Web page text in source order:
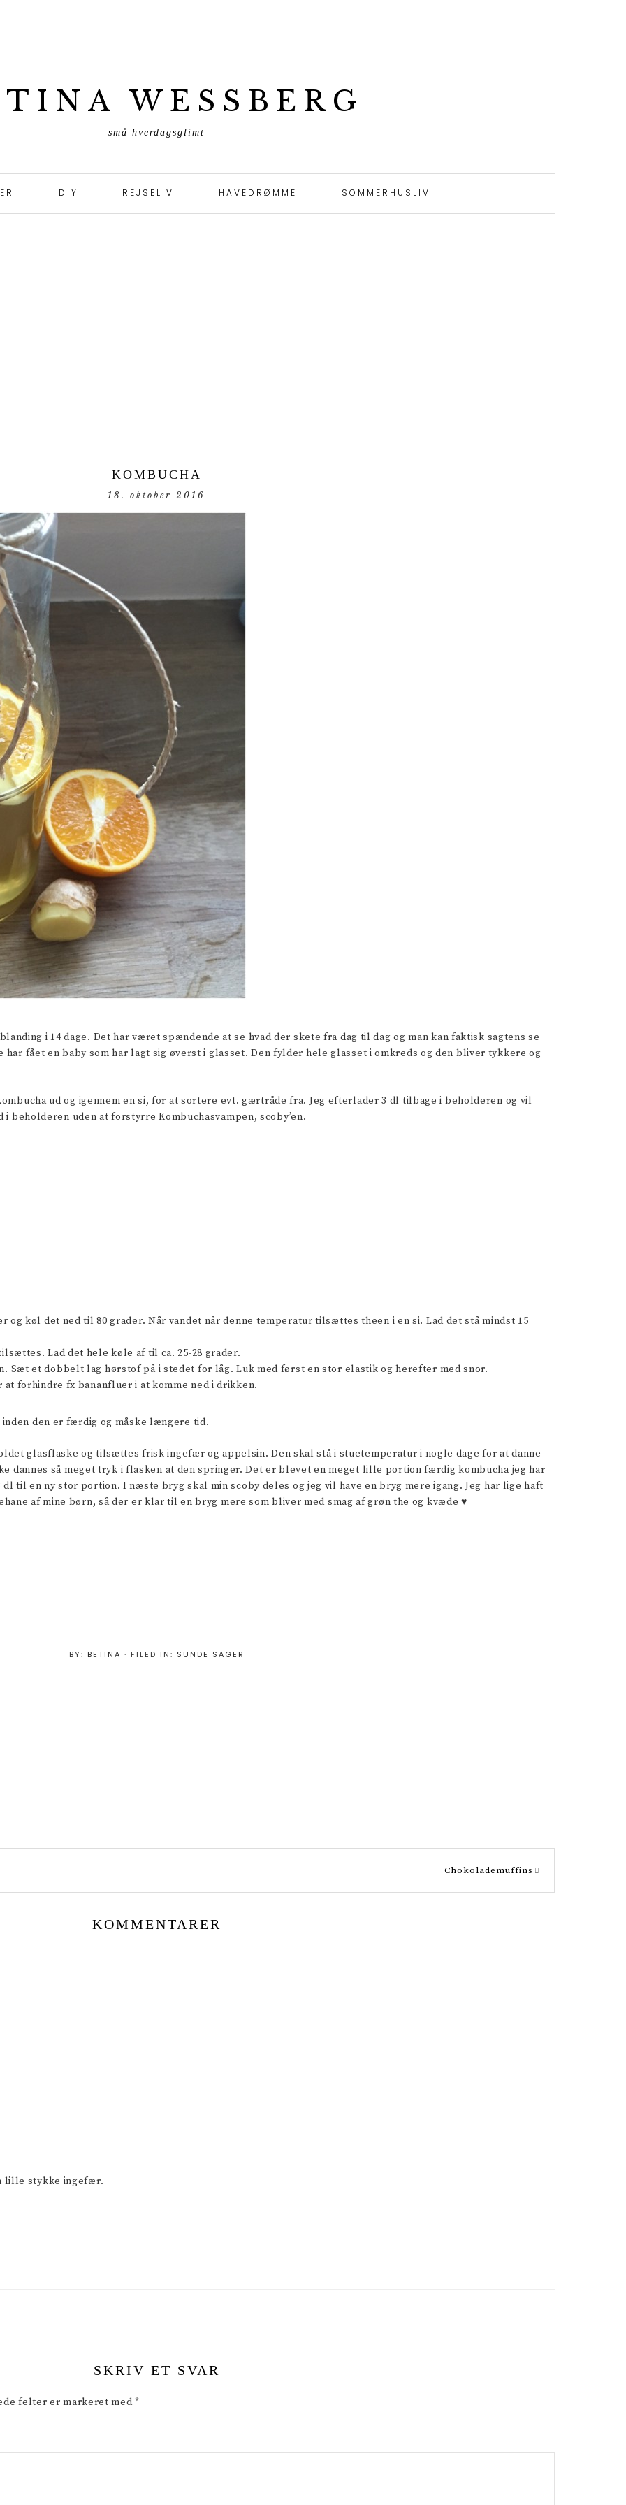
WESSBERG
små hverdagsglimt
DIY REJSELIV HAVEDRØMME SOMMERHUSLIV
KOMBUCHA
18. oktober 2016
i 14 dage. Det har været spændende at se hvad der skete fra dag til dag og man kan faktisk sagtens se
fået en baby som har lagt sig øverst i glasset. Den fylder hele glasset i omkreds og den bliver tykkere og
ud og igennem en si, for at sortere evt. gærtråde fra. Jeg efterlader 3 dl tilbage i beholderen og vil
uden at forstyrre Kombuchasvampen, scoby’en.
og køl det ned til 80 grader. Når vandet når denne temperatur tilsættes theen i en si. Lad det stå mindst 15
Lad det hele køle af til ca. 25-28 grader.
Sæt et dobbelt lag hørstof på i stedet for låg. Luk med først en stor elastik og herefter med snor.
forhindre fx bananfluer i at komme ned i drikken.
den er færdig og måske længere tid.
glasflaske og tilsættes frisk ingefær og appelsin. Den skal stå i stuetemperatur i nogle dage for at danne
dannes så meget tryk i flasken at den springer. Det er blevet en meget lille portion færdig kombucha jeg har
til en ny stor portion. I næste bryg skal min scoby deles og jeg vil have en bryg mere igang. Jeg har lige haft
af mine børn, så der er klar til en bryg mere som bliver med smag af grøn the og kvæde ♥
BY: BETINA · FILED IN: SUNDE SAGER
Chokolademuffins
KOMMENTARER
lille stykke ingefær.
SKRIV ET SVAR
felter er markeret med*